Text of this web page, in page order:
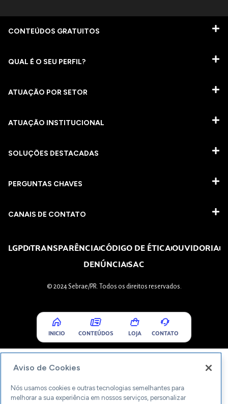
CONTEÚDOS GRATUITOS
QUAL É O SEU PERFIL?
ATUAÇÃO POR SETOR
ATUAÇÃO INSTITUCIONAL
SOLUÇÕES DESTACADAS
PERGUNTAS CHAVES​
CANAIS DE CONTATO
LGPDTRANSPARÊNCIACÓDIGO DE ÉTICAOUVIDORIA
DENÚNCIASAC
© 2024 Sebrae/PR. Todos os direitos reservados.
INICIO CONTEÚDOS LOJA CONTATO
Aviso de Cookies
Nós usamos cookies e outras tecnologias semelhantes para
melhorar a sua experiência em nossos serviços, personalizar